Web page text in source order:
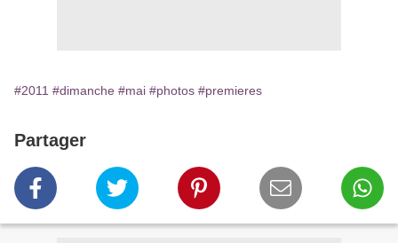
#2011 #dimanche #mai #photos #premieres
Partager